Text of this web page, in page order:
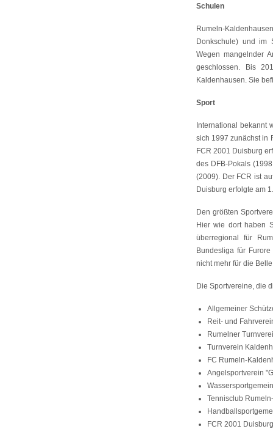
Schulen
Rumeln-
Donkschule) und im
Wegen mangelnder
geschlossen. Bis
Kaldenhausen. Sie
Sport
International bekannt
sich 1997 zunächst in
FCR 2001 Duisburg
des DFB-Pokals
(2009). Der FCR ist
Duisburg erfolgte am
Den größten
Hier wie dort haben
überregional für
Bundesliga für
nicht mehr für die
Die Sportvereine, die
Allgemeiner
Reit- und
Rumelner
Turnverein
FC Rumeln-
Angelsportverein
Tennisclub
FCR 2001